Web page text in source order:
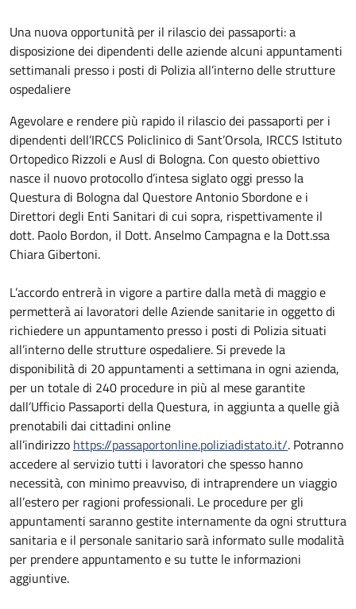
Una nuova opportunità per il rilascio dei passaporti: a
disposizione dei dipendenti delle aziende alcuni appuntamenti
settimanali presso i posti di Polizia all’interno delle strutture
ospedaliere
Agevolare e rendere più rapido il rilascio dei passaporti per i
dipendenti dell’IRCCS Policlinico di Sant’Orsola, IRCCS Istituto
Ortopedico Rizzoli e Ausl di Bologna. Con questo obiettivo
nasce il nuovo protocollo d’intesa siglato oggi presso la
Questura di Bologna dal Questore Antonio Sbordone e i
Direttori degli Enti Sanitari di cui sopra, rispettivamente il
dott. Paolo Bordon, il Dott. Anselmo Campagna e la Dott.ssa
Chiara Gibertoni.
L’accordo entrerà in vigore a partire dalla metà di maggio e
permetterà ai lavoratori delle Aziende sanitarie in oggetto di
richiedere un appuntamento presso i posti di Polizia situati
all’interno delle strutture ospedaliere. Si prevede la
disponibilità di 20 appuntamenti a settimana in ogni azienda,
per un totale di 240 procedure in più al mese garantite
dall’Ufficio Passaporti della Questura, in aggiunta a quelle già
prenotabili dai cittadini online
all’indirizzo https://passaportonline.poliziadistato.it/. Potranno
accedere al servizio tutti i lavoratori che spesso hanno
necessità, con minimo preavviso, di intraprendere un viaggio
all’estero per ragioni professionali. Le procedure per gli
appuntamenti saranno gestite internamente da ogni struttura
sanitaria e il personale sanitario sarà informato sulle modalità
per prendere appuntamento e su tutte le informazioni
aggiuntive.